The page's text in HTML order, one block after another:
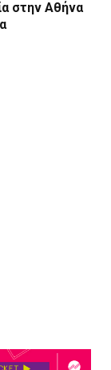
στην Αθήνα